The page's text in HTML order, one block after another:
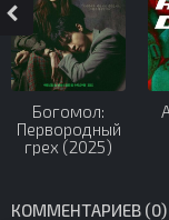
Богомол:
Первородный
грех (2025)
КОММЕНТАРИЕВ (0)